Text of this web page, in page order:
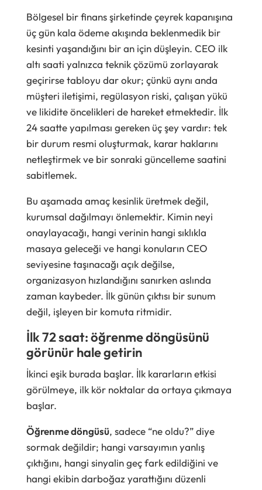
Bölgesel bir finans şirketinde çeyrek kapanışına
üç gün kala ödeme akışında beklenmedik bir
kesinti yaşandığını bir an için düşleyin. CEO ilk
altı saati yalnızca teknik çözümü zorlayarak
geçirirse tabloyu dar okur; çünkü aynı anda
müşteri iletişimi, regülasyon riski, çalışan yükü
ve likidite öncelikleri de hareket etmektedir. İlk
24 saatte yapılması gereken üç şey vardır: tek
bir durum resmi oluşturmak, karar haklarını
netleştirmek ve bir sonraki güncelleme saatini
sabitlemek.
Bu aşamada amaç kesinlik üretmek değil,
kurumsal dağılmayı önlemektir. Kimin neyi
onaylayacağı, hangi verinin hangi sıklıkla
masaya geleceği ve hangi konuların CEO
seviyesine taşınacağı açık değilse,
organizasyon hızlandığını sanırken aslında
zaman kaybeder. İlk günün çıktısı bir sunum
değil, işleyen bir komuta ritmidir.
İlk 72 saat: öğrenme döngüsünü
görünür hale getirin
İkinci eşik burada başlar. İlk kararların etkisi
görülmeye, ilk kör noktalar da ortaya çıkmaya
başlar.
Öğrenme döngüsü, sadece “ne oldu?” diye
sormak değildir; hangi varsayımın yanlış
çıktığını, hangi sinyalin geç fark edildiğini ve
hangi ekibin darboğaz yarattığını düzenli